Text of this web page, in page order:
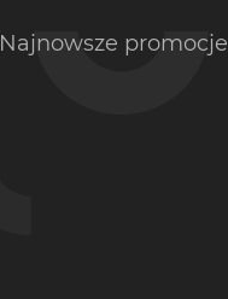
Najnowsze promocje